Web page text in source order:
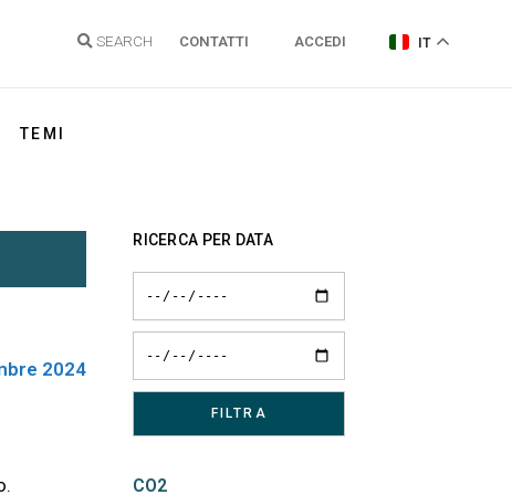
SEARCH CONTATTI ACCEDI IT
TEMI
Energia elettrica
Energie Rinnovabili e Clima
2024
RICERCA PER DATA
CO2